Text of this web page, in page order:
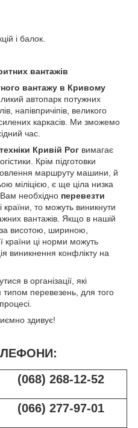
і балок.
вантажів
вантажу в Кривому
автопарк потужних
напівпричіпів, великого
каркасів. Ми зможемо
час.
Кривій Рог вимагає
Крім підготовки
маршруту машини, й
міліцією, є ще ціла низка
необхідно перевезти
країни, то можуть виникнути
вантажів. Якщо в нашій
за висотою, шириною,
країни ці норми можуть
виникнення конфлікту на
в організації, які
перевезень, для того
здивує!
(068) 268-12-52
(066) 277-97-01